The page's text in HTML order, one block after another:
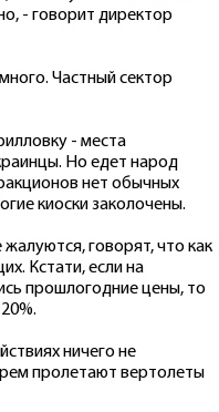
- говорит директор
Частный сектор
- места
Но едет народ
нет обычных
киоски заколочены.
жалуются, говорят, что как
Кстати, если на
прошлогодние цены, то
ничего не
пролетают вертолеты